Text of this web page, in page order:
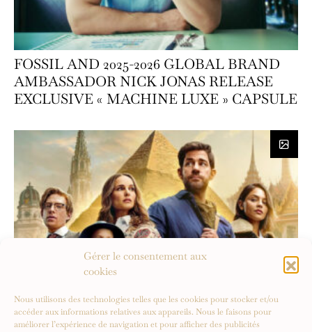
Gérer le consentement aux
cookies
Nous utilisons des technologies telles que les cookies pour stocker et/ou
accéder aux informations relatives aux appareils. Nous le faisons pour
améliorer l’expérience de navigation et pour afficher des publicités
FOSSIL AND 2025-2026 GLOBAL BRAND
AMBASSADOR NICK JONAS RELEASE
EXCLUSIVE « MACHINE LUXE » CAPSULE